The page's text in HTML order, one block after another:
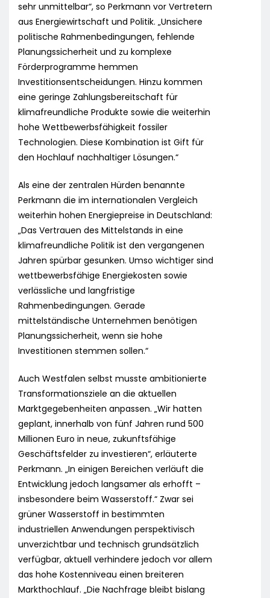
sehr unmittelbar“, so Perkmann vor Vertretern
aus Energiewirtschaft und Politik. „Unsichere
politische Rahmenbedingungen, fehlende
Planungssicherheit und zu komplexe
Förderprogramme hemmen
Investitionsentscheidungen. Hinzu kommen
eine geringe Zahlungsbereitschaft für
klimafreundliche Produkte sowie die weiterhin
hohe Wettbewerbsfähigkeit fossiler
Technologien. Diese Kombination ist Gift für
den Hochlauf nachhaltiger Lösungen.“
Als eine der zentralen Hürden benannte
Perkmann die im internationalen Vergleich
weiterhin hohen Energiepreise in Deutschland:
„Das Vertrauen des Mittelstands in eine
klimafreundliche Politik ist den vergangenen
Jahren spürbar gesunken. Umso wichtiger sind
wettbewerbsfähige Energiekosten sowie
verlässliche und langfristige
Rahmenbedingungen. Gerade
mittelständische Unternehmen benötigen
Planungssicherheit, wenn sie hohe
Investitionen stemmen sollen.“
Auch Westfalen selbst musste ambitionierte
Transformationsziele an die aktuellen
Marktgegebenheiten anpassen. „Wir hatten
geplant, innerhalb von fünf Jahren rund 500
Millionen Euro in neue, zukunftsfähige
Geschäftsfelder zu investieren“, erläuterte
Perkmann. „In einigen Bereichen verläuft die
Entwicklung jedoch langsamer als erhofft –
insbesondere beim Wasserstoff.“ Zwar sei
grüner Wasserstoff in bestimmten
industriellen Anwendungen perspektivisch
unverzichtbar und technisch grundsätzlich
verfügbar, aktuell verhindere jedoch vor allem
das hohe Kostenniveau einen breiteren
Markthochlauf. „Die Nachfrage bleibt bislang